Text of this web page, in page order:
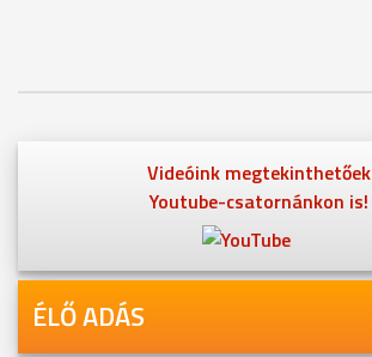
Videóink megtekinthetőek
Youtube-csatornánkon is!
ÉLŐ ADÁS